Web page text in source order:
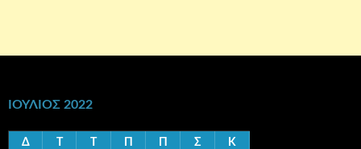
ΙΟΎΛΙΟΣ 2022
Δ Τ Τ Π Π Σ Κ